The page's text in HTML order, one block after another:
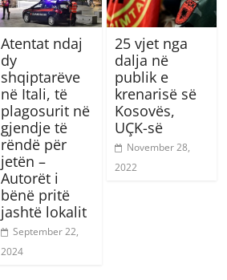
Atentat ndaj
dy
shqiptarëve
në Itali, të
plagosurit në
gjendje të
rëndë për
jetën –
Autorët i
bënë pritë
jashtë lokalit
September 22,
2024
25 vjet nga
dalja në
publik e
krenarisë së
Kosovës,
UÇK-së
November 28,
2022